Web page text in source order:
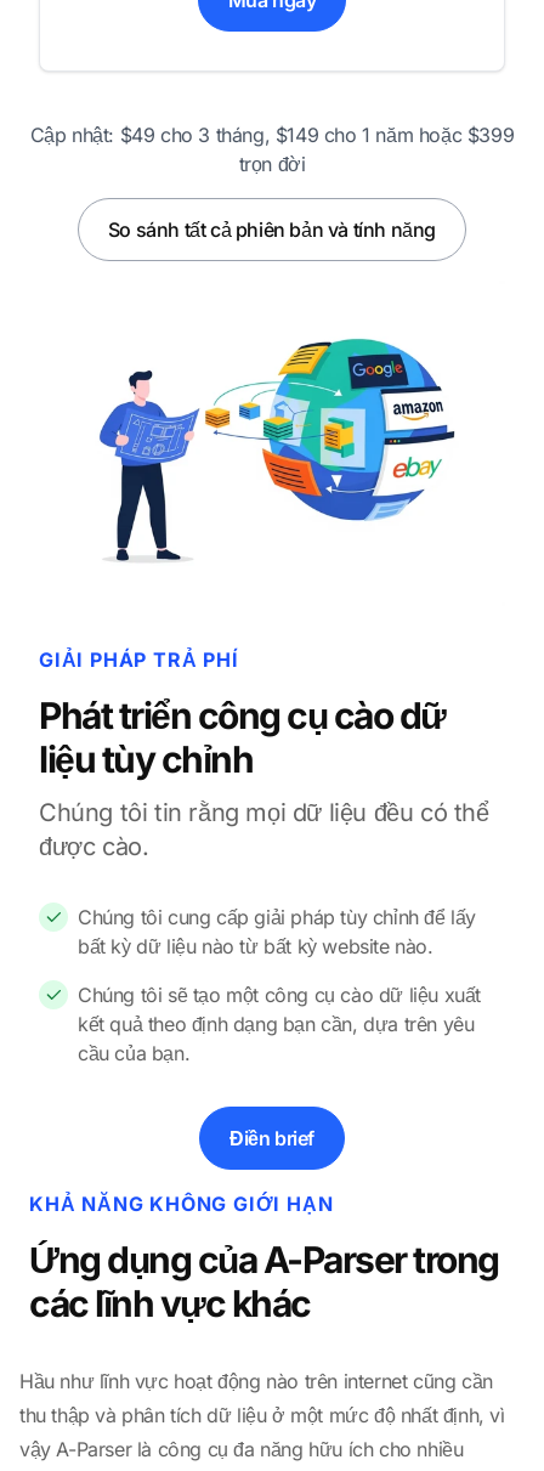
Cập nhật: $49 cho 3 tháng, $149 cho 1 năm hoặc $399
trọn đời
So sánh tất cả phiên bản và tính năng
GIẢI PHÁP TRẢ PHÍ
Phát triển công cụ cào dữ
liệu tùy chỉnh
Chúng tôi tin rằng mọi dữ liệu đều có thể
được cào.
Chúng tôi cung cấp giải pháp tùy chỉnh để lấy
bất kỳ dữ liệu nào từ bất kỳ website nào.
Chúng tôi sẽ tạo một công cụ cào dữ liệu xuất
kết quả theo định dạng bạn cần, dựa trên yêu
cầu của bạn.
Điền brief
KHẢ NĂNG KHÔNG GIỚI HẠN
Ứng dụng của A-Parser trong
các lĩnh vực khác
Hầu như lĩnh vực hoạt động nào trên internet cũng cần
thu thập và phân tích dữ liệu ở một mức độ nhất định, vì
vậy A-Parser là công cụ đa năng hữu ích cho nhiều